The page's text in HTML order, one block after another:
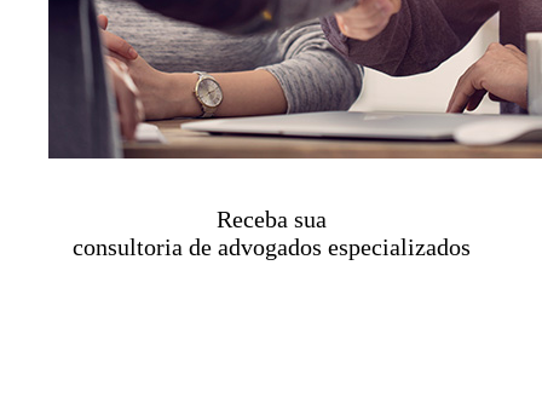
Receba sua
consultoria de advogados especializados